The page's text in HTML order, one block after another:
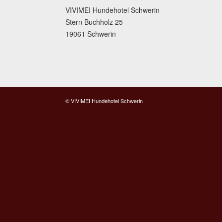
VIVIMEI Hundehotel Schwerin
Stern Buchholz 25
19061 Schwerin
© VIVIMEI Hundehotel Schwerin